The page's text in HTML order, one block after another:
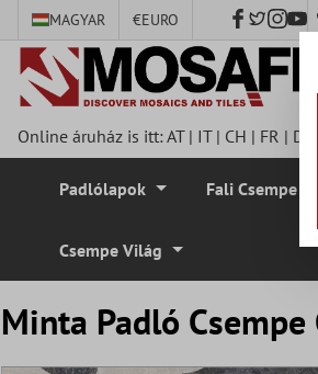
tartalomra
MAGYAR €EURO
Online áruház is itt:AT| IT| CH | FR | DE
Padlólapok Fali Csempe
Csempe Világ
Minta Padló